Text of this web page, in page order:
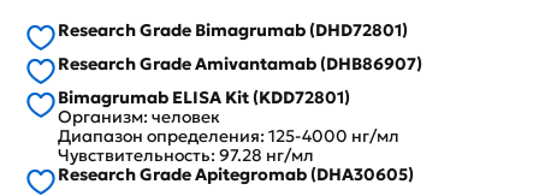
Research Grade Bimagrumab (DHD72801)
Research Grade Amivantamab (DHB86907)
Bimagrumab ELISA Kit (KDD72801)
Организм: человек
Диапазон определения: 125-4000 нг/мл
Чувствительность: 97.28 нг/мл
Research Grade Apitegromab (DHA30605)